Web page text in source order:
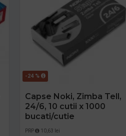
-24 %
Capse Noki, Zimba Tell,
24/6, 10 cutii x 1000
bucati/cutie
PRP 10,63 lei